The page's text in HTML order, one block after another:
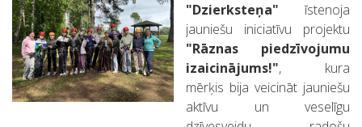
"Dzierksteņa" īstenoja
jauniešu iniciatīvu projektu
"Rāznas piedzīvojumu
izaicinājums!", kura
mērķis bija veicināt jauniešu
aktīvu un veselīgu